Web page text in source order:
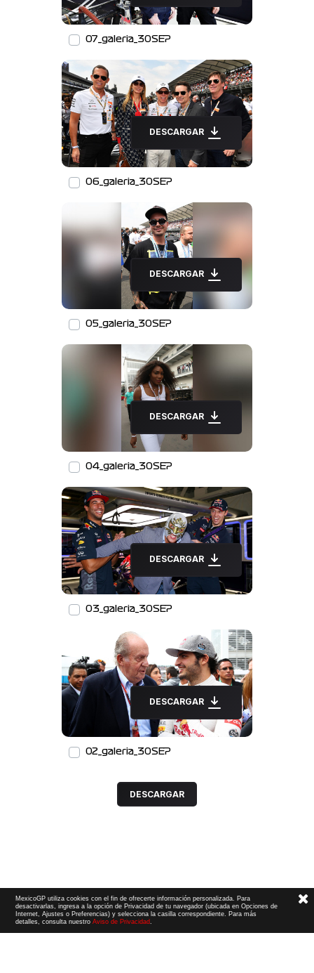
07_galeria_30SEP
DESCARGAR
06_galeria_30SEP
DESCARGAR
05_galeria_30SEP
DESCARGAR
04_galeria_30SEP
DESCARGAR
03_galeria_30SEP
DESCARGAR
02_galeria_30SEP
DESCARGAR
MexicoGP utiliza cookies con el fin de ofrecerte información personalizada. Para
desactivarlas, ingresa a la opción de Privacidad de tu navegador (ubicada en Opciones de
Internet, Ajustes o Preferencias) y selecciona la casilla correspondiente. Para más
detalles, consulta nuestroAviso de Privacidad.